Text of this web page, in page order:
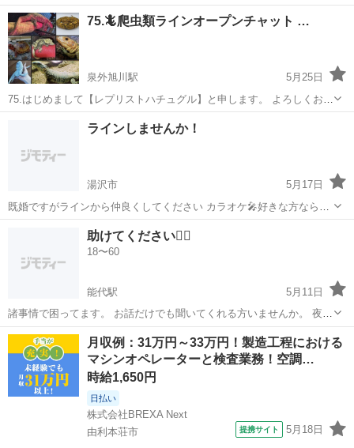
活動コミュニティ をしておりますTEAMGASAと申します。 タナゴ、
メダカ、オヤニラミ、雷魚、ナマズ ムギツク、カマツカ、ギギ、ウナ
ギ、アカハライモリ、...
秋田 秋田市 泉外旭川駅 グルチャ オヤニラミ
75.🦎爬虫類ラインオープンチャット …
泉外旭川駅
5月25日
75.はじめまして【レプリストハチュグル】と申します。 よろしくお願
い致します。 レプリストハチュグルはラインオープンチャット上での
爬虫類専門コミュニティです。 📣今回は新規メンバー募集のお知らせ
泉外旭川駅
ラインしませんか！
湯沢市
5月17日
既婚ですがラインから仲良くしてください カラオケ🎤好きな方なら行
きましょう 秋田県南 出身仙台 35歳男です♪ トラック乗ってるから電
湯沢市 LINE友達
助けてください🙇‍♂️
18〜60
能代駅
5月11日
諸事情で困ってます。 お話だけでも聞いてくれる方いませんか。 夜19
時から空いています
秋田 能代市 能代駅 チャット
月収例：31万円～33万円！製造工程における
マシンオペレーターと検査業務！空調…
時給1,650円
日払い
株式会社BREXA Next
由利本荘市
提携サイト 5月18日